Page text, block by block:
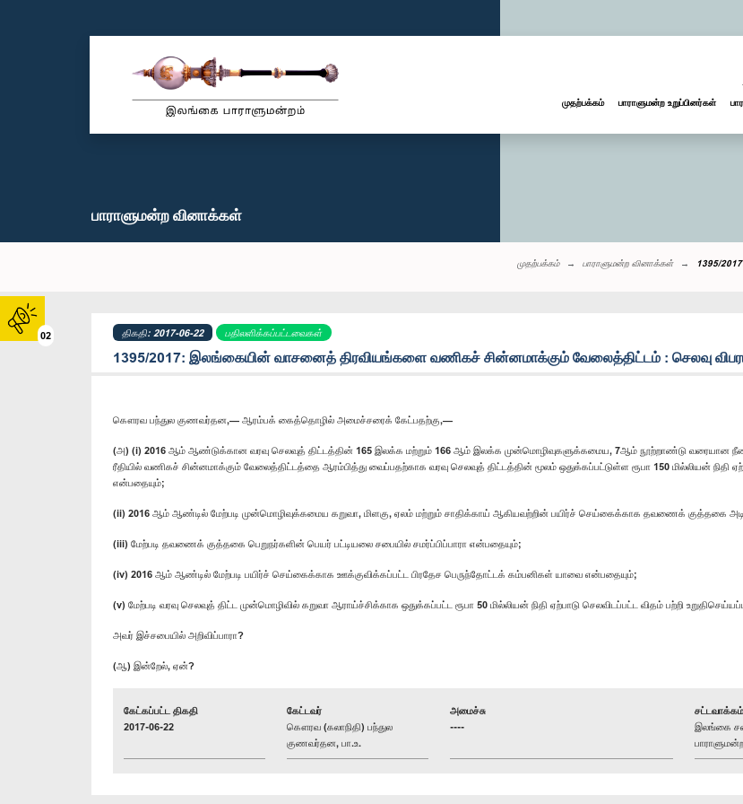
02
முதற்பக்கம் பாராளுமன்ற உறுப்பினர்கள்
பாராளுமன்ற வினாக்கள்
முதற்பக்கம் பாராளுமன்ற வினாக்கள் 1395/
திகதி: 2017-06-22 பதிலளிக்கப்பட்டவைகள்
1395/2017: இலங்கையின் வாசனைத் திரவியங்களை வணிகச் சின்னமாக்கும் வேலைத்திட்டம் : செலவு
கௌரவ பந்துல குணவர்தன,— ஆரம்பக் கைத்தொழில் அமைச்சரைக் கேட்பதற்கு,—
(அ) (i) 2016 ஆம் ஆண்டுக்கான வரவு செலவுத் திட்டத்தின் 165 இலக்க மற்றும் 166 ஆம் இலக்க முன்மொழிவுகளுக்கமைய, 7ஆம் நூற்றாண்டு
ரீதியில் வணிகச் சின்னமாக்கும் வேலைத்திட்டத்தை ஆரம்பித்து வைப்பதற்காக வரவு செலவுத் திட்டத்தின் மூலம் ஒதுக்கப்பட்டுள்ள ரூபா 150 மில்லியன் நிதி
என்பதையும்;
(ii) 2016 ஆம் ஆண்டில் மேற்படி முன்மொழிவுக்கமைய கறுவா, மிளகு, ஏலம் மற்றும் சாதிக்காய் ஆகியவற்றின் பயிர்ச் செய்கைக்காக தவணைக் குத்தகை
(iii) மேற்படி தவணைக் குத்தகை பெறுநர்களின் பெயர் பட்டியலை சபையில் சமர்ப்பிப்பாரா என்பதையும்;
(iv) 2016 ஆம் ஆண்டில் மேற்படி பயிர்ச் செய்கைக்காக ஊக்குவிக்கப்பட்ட பிரதேச பெருந்தோட்டக் கம்பனிகள் யாவை என்பதையும்;
(v) மேற்படி வரவு செலவுத் திட்ட முன்மொழிவில் கறுவா ஆராய்ச்சிக்காக ஒதுக்கப்பட்ட ரூபா 50 மில்லியன் நிதி ஏற்பாடு செலவிடப்பட்ட விதம் பற்றி
அவர் இச்சபையில் அறிவிப்பாரா?
(ஆ) இன்றேல், ஏன்?
கேட்கப்பட்ட திகதி
2017-06-22
கேட்டவர்
கௌரவ (கலாநிதி) பந்துல
குணவர்தன, பா.உ.
அமைச்சு
----
சட்டவாக்கம்
இலங்கை